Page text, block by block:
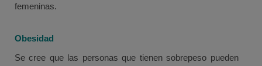
femeninas.
Obesidad
Se cree que las personas que tienen sobrepeso pueden